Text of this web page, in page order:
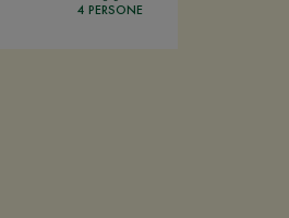
4 PERSONE